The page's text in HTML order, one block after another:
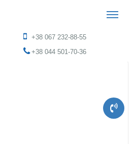
+38 067 232-88-55
+38 044 501-70-36